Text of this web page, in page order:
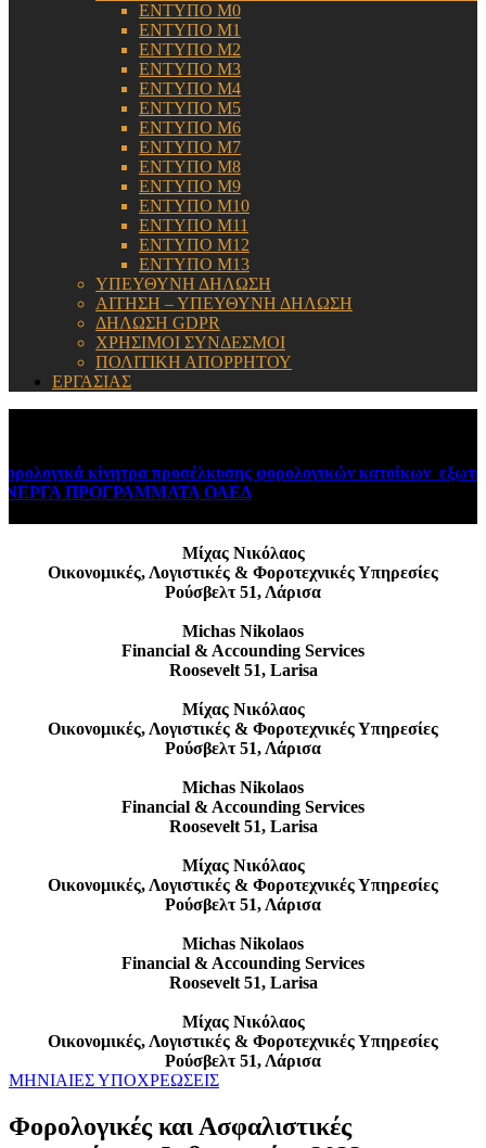
ΕΝΤΥΠΟ Μ0
ΕΝΤΥΠΟ Μ1
ΕΝΤΥΠΟ Μ2
ΕΝΤΥΠΟ Μ3
ΕΝΤΥΠΟ Μ4
ΕΝΤΥΠΟ Μ5
ΕΝΤΥΠΟ Μ6
ΕΝΤΥΠΟ Μ7
ΕΝΤΥΠΟ Μ8
ΕΝΤΥΠΟ Μ9
ΕΝΤΥΠΟ Μ10
ΕΝΤΥΠΟ Μ11
ΕΝΤΥΠΟ Μ12
ΕΝΤΥΠΟ Μ13
ΥΠΕΥΘΥΝΗ ΔΗΛΩΣΗ
ΑΙΤΗΣΗ – ΥΠΕΥΘΥΝΗ ΔΗΛΩΣΗ
ΔΗΛΩΣΗ GDPR
ΧΡΗΣΙΜΟΙ ΣΥΝΔΕΣΜΟΙ
ΠΟΛΙΤΙΚΗ ΑΠΟΡΡΗΤΟΥ
ΕΡΓΑΣΙΑΣ
κίνητρα προσέλκυσης φορολογικών κατοίκων
ΠΡΟΓΡΑΜΜΑΤΑ ΟΑΕΔ August 6, 2026
Μίχας Νικόλαος
Οικονομικές, Λογιστικές & Φοροτεχνικές Υπηρεσίες
Ρούσβελτ 51, Λάρισα
Michas Nikolaos
Financial & Accounding Services
Roosevelt 51, Larisa
Μίχας Νικόλαος
Οικονομικές, Λογιστικές & Φοροτεχνικές Υπηρεσίες
Ρούσβελτ 51, Λάρισα
Michas Nikolaos
Financial & Accounding Services
Roosevelt 51, Larisa
Μίχας Νικόλαος
Οικονομικές, Λογιστικές & Φοροτεχνικές Υπηρεσίες
Ρούσβελτ 51, Λάρισα
Michas Nikolaos
Financial & Accounding Services
Roosevelt 51, Larisa
Μίχας Νικόλαος
Οικονομικές, Λογιστικές & Φοροτεχνικές Υπηρεσίες
Ρούσβελτ 51, Λάρισα
ΜΗΝΙΑΙΕΣ ΥΠΟΧΡΕΩΣΕΙΣ
Φορολογικές και Ασφαλιστικές